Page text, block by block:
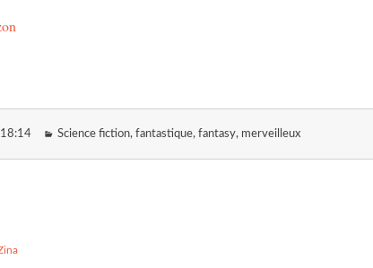
Science fiction, fantastique, fantasy, merveilleux